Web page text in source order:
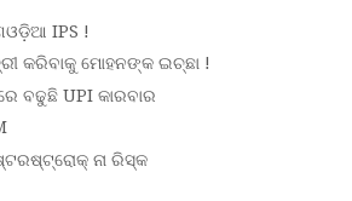
IPS !
କରିବାକୁ ମୋହନଙ୍କ ଇଚ୍ଛା !
ବଢୁଛି UPI କାରବାର
ନା ରିସ୍କ